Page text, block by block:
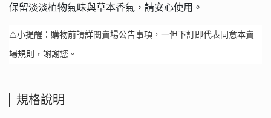
保留淡淡植物氣味與草本香氣，請安心使用。
⚠️小提醒：購物前請詳閱賣場公告事項，一但下訂即代表同意本賣
場規則，謝謝您。
規格說明